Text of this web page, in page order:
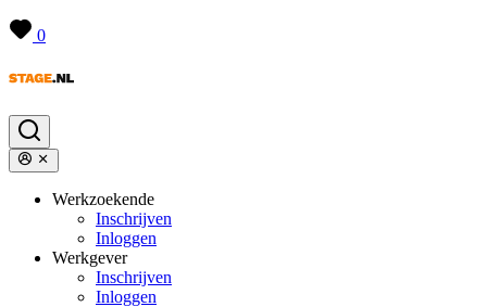
0
Werkzoekende
Inschrijven
Inloggen
Werkgever
Inschrijven
Inloggen